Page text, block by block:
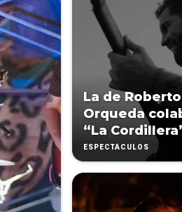
La de
Orqueda
“La
ESPECTÁCULOS